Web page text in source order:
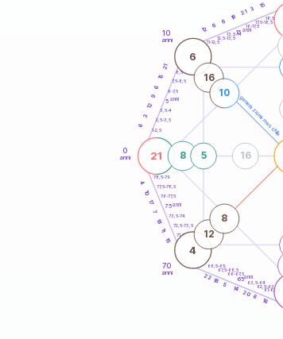
generazione maschile
0
anni
10
anni
70
anni
1-2,5
2,5-3,5
3,5-4
6-7,5
7,5-8,5
8,5-9
11-12,5
12,5-13,5
13,5-14
16-17,5
17,5-18,5
18,5-19
61-62,5
62,5-63,5
63,5-64
66-67,5
67,5-68,5
68,5-69
71-72,5
72,5-73,5
73,5-74
76-77,5
77,5-78,5
78,5-79
6
3
12
9
6
15
21
12 6
6
18
21 3 15
16
6
20
14
5
18
22
15
11
18
7
17
10
4
21
6
4
8 5 16
16
10
12
8
5 anni
15 anni
65anni
75anni